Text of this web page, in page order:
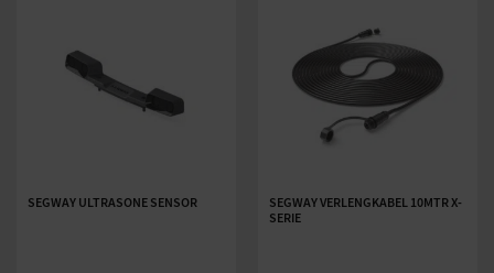
SEGWAY ULTRASONE SENSOR
SEGWAY VERLENGKABEL 10MTR X-
SERIE